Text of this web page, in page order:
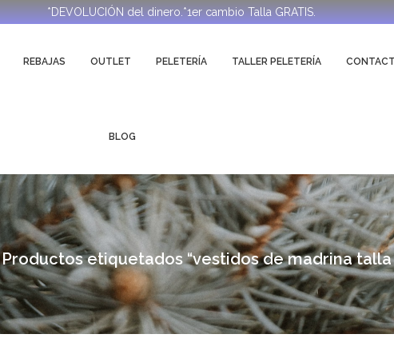
*DEVOLUCIÓN del dinero.*1er cambio Talla GRATIS.
REBAJAS OUTLET PELETERÍA TALLER PELETERÍA
BLOG
Productos etiquetados “vestidos de madrina talla